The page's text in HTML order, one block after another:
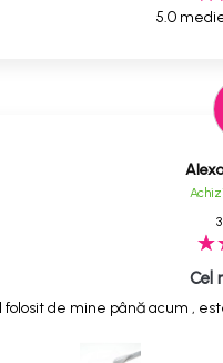
5.0
Cel
folosit de mine până acum ,